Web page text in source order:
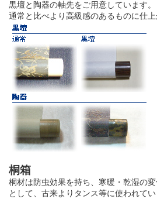
黒壇と陶器の軸先をご用意しています。
通常と比べより高級感のあるものに仕上
桐箱
桐材は防虫効果を持ち、寒暖・乾湿の
として、古来よりタンス等に使われてい